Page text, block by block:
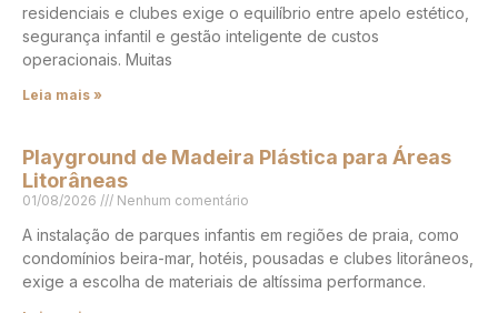
residenciais e clubes exige o equilíbrio entre apelo estético,
segurança infantil e gestão inteligente de custos
operacionais. Muitas
Leia mais »
Playground de Madeira Plástica para Áreas
Litorâneas
01/08/2026 Nenhum comentário
A instalação de parques infantis em regiões de praia, como
condomínios beira-mar, hotéis, pousadas e clubes litorâneos,
exige a escolha de materiais de altíssima performance.